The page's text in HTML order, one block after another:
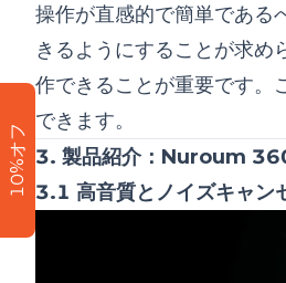
操作が直感的で簡単である
きるようにすることが求め
作できることが重要です。
できます。
3. 製品紹介：Nuroum
3.1 高音質とノイズキャン
10%オフ